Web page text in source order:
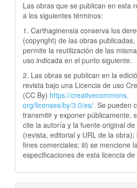
Las obras que se publican en esta
a los siguientes términos:
1. Carthaginensia conserva los
(copyright) de las obras
permite la reutilización de las
uso indicada en el punto siguiente.
2. Las obras se publican en la
revista bajo una Licencia de uso
(CC By) https://creativecommons.
org/licenses/by/3.0/es/. Se pueden
transmitir y exponer públicamente,
cite la autoría y la fuente original de
(revista, editorial y URL de la
fines comerciales; iii) se mencione
especificaciones de esta licencia de